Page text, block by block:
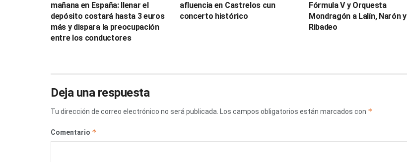
mañana en España: llenar el
depósito costará hasta 3 euros
más y dispara la preocupación
entre los conductores
afluencia en Castrelos cun
concerto histórico
Fórmula V y Orquesta
Mondragón a Lalín, Narón y
Ribadeo
Deja una respuesta
Tu dirección de correo electrónico no será publicada. Los campos obligatorios están marcados con *
Comentario *